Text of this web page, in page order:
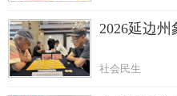
2026延边
社会民生